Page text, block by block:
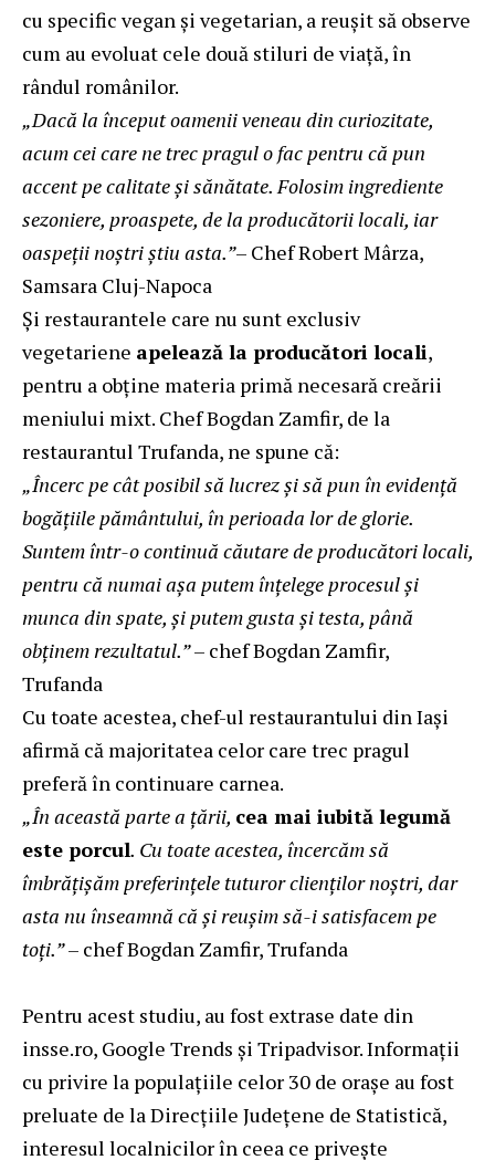
cu specific vegan și vegetarian, a reușit să observe
cum au evoluat cele două stiluri de viață, în
rândul românilor.
„Dacă la început oamenii veneau din curiozitate,
acum cei care ne trec pragul o fac pentru că pun
accent pe calitate și sănătate. Folosim ingrediente
sezoniere, proaspete, de la producătorii locali, iar
oaspeții noștri știu asta.”– Chef Robert Mârza,
Samsara Cluj-Napoca
Și restaurantele care nu sunt exclusiv
vegetariene apelează la producători locali,
pentru a obține materia primă necesară creării
meniului mixt. Chef Bogdan Zamfir, de la
restaurantul Trufanda, ne spune că:
„Încerc pe cât posibil să lucrez și să pun în evidență
bogățiile pământului, în perioada lor de glorie.
Suntem într-o continuă căutare de producători locali,
pentru că numai așa putem înțelege procesul și
munca din spate, și putem gusta și testa, până
obținem rezultatul.”– chef Bogdan Zamfir,
Trufanda
Cu toate acestea, chef-ul restaurantului din Iași
afirmă că majoritatea celor care trec pragul
preferă în continuare carnea.
„În această parte a țării, cea mai iubită legumă
este porcul. Cu toate acestea, încercăm să
îmbrățișăm preferințele tuturor clienților noștri, dar
asta nu înseamnă că și reușim să-i satisfacem pe
toți.”– chef Bogdan Zamfir, Trufanda
Pentru acest studiu, au fost extrase date din
insse.ro, Google Trends și Tripadvisor. Informații
cu privire la populațiile celor 30 de orașe au fost
preluate de la Direcțiile Județene de Statistică,
interesul localnicilor în ceea ce privește